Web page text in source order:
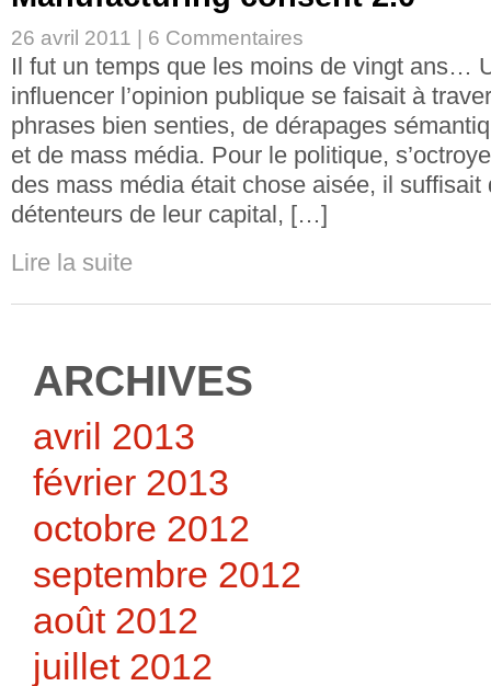
26 avril 2011 | 6 Commentaires
Il fut un temps que les moins de vingt ans…
influencer l’opinion publique se faisait à
phrases bien senties, de dérapages
et de mass média. Pour le politique,
des mass média était chose aisée, il suffisait
détenteurs de leur capital, […]
Lire la suite
ARCHIVES
avril 2013
février 2013
octobre 2012
septembre 2012
août 2012
juillet 2012